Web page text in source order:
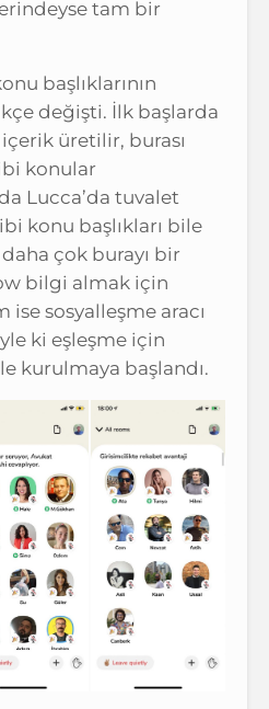
tam bir
başlıklarının
değişti. İlk başlarda
içerik üretilir, burası
konular
Lucca’da tuvalet
konu başlıkları bile
çok burayı bir
bilgi almak için
ise sosyalleşme aracı
ki eşleşme için
kurulmaya başlandı.